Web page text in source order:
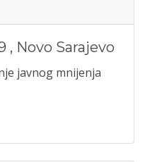
, Novo Sarajevo
javnog mnijenja